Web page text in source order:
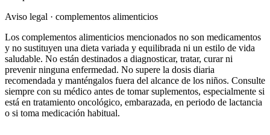
Aviso legal · complementos alimenticios
Los complementos alimenticios mencionados no son medicamentos
y no sustituyen una dieta variada y equilibrada ni un estilo de vida
saludable. No están destinados a diagnosticar, tratar, curar ni
prevenir ninguna enfermedad. No supere la dosis diaria
recomendada y manténgalos fuera del alcance de los niños. Consulte
siempre con su médico antes de tomar suplementos, especialmente si
está en tratamiento oncológico, embarazada, en periodo de lactancia
o si toma medicación habitual.